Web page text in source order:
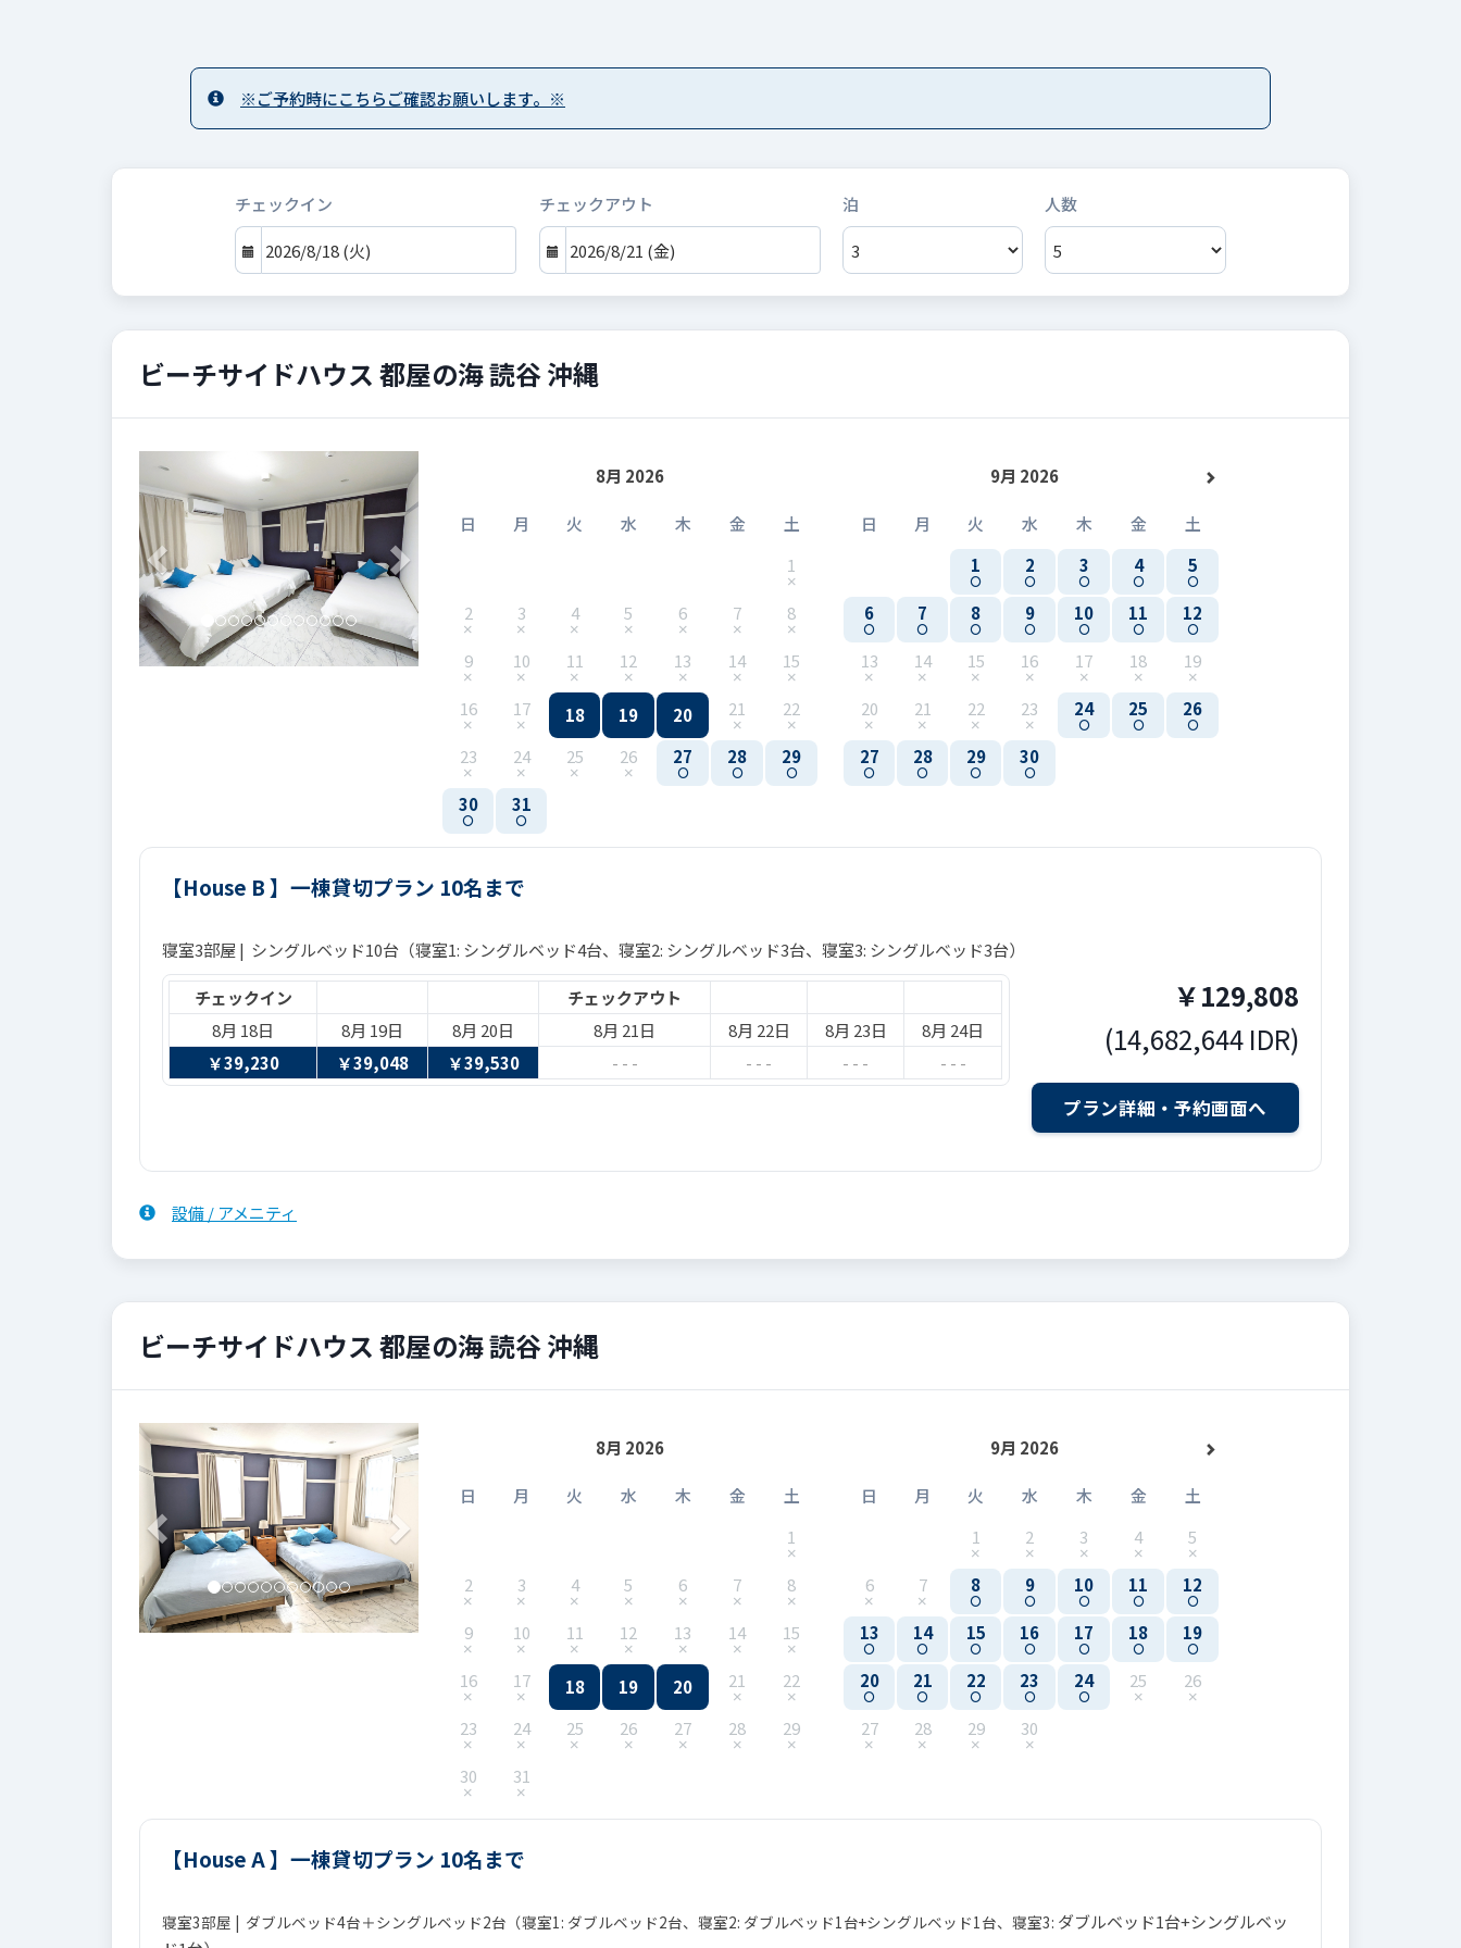
※ご予約時にこちらご確認お願いします。※
チェックイン チェックアウト 泊
ビーチサイドハウス 都屋の海 読谷 沖縄
Previous Next 8月 2026
日 月 火 水 木 金
土
1
2 3 4 5 6 7 8
9 10 11 12 13 14 15
16 17 18 19 20 21 22
23 24 25 26 27 28 29
30 31
9月 2026
日 月 火 水 木 金
土
1
2 3 4 5
6 7 8 9 10 11 12
13 14 15 16 17 18 19
20 21 22 23 24 25 26
27 28 29 30
【House B 】一棟貸切プラン 10名まで
寝室3部屋 | シングルベッド10台（寝室1: シングルベッド4台、寝室2: シングルベッド3台、寝室3: シングルベッド3台）
チェックイン
チェックアウト
8月 18日
8月 19日 8月 20日 8月 21日 8月 22日 8月 23日
8月 24日
￥39,230 ￥39,048 ￥39,530 - - - - - - - - - - - -
￥129,808
(14,682,644 IDR)
設備 / アメニティ
ビーチサイドハウス 都屋の海 読谷 沖縄
Previous Next 8月 2026
日 月 火 水 木 金
土
1
2 3 4 5 6 7 8
9 10 11 12 13 14 15
16 17 18 19 20 21 22
23 24 25 26 27 28 29
30 31
9月 2026
日 月 火 水 木 金
土
1
2 3 4 5
6 7 8 9 10 11 12
13 14 15 16 17 18 19
20 21 22 23 24 25 26
27 28 29 30
【House A 】一棟貸切プラン 10名まで
寝室3部屋 | ダブルベッド4台＋シングルベッド2台（寝室1: ダブルベッド2台、寝室2: ダブルベッド1台+シングルベッド1台、寝室3: ダブルベッド1台+シングルベッ